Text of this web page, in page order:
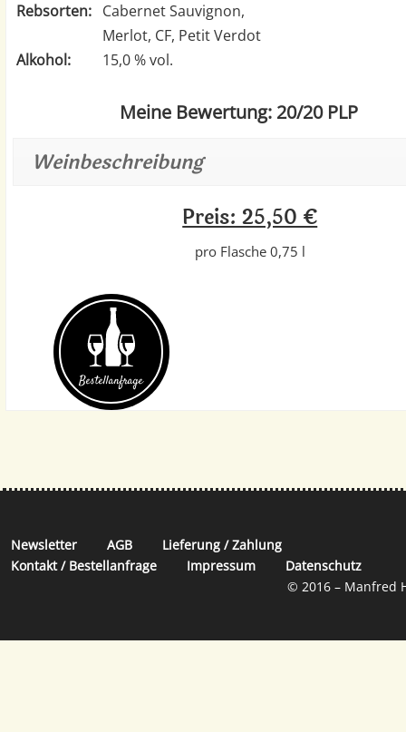
Rebsorten: Cabernet Sauvignon,
Merlot, CF, Petit Verdot
Alkohol:
15,0 % vol.
Meine Bewertung: 20/20 PLP
Weinbeschreibung
Preis: 25,50 €
pro Flasche 0,75 l
Bestell­anfrage
Newsletter AGB
Lieferung / Zahlung
Kontakt / Bestellanfrage
Impressum
Datenschutz
© 2016 – Manfred